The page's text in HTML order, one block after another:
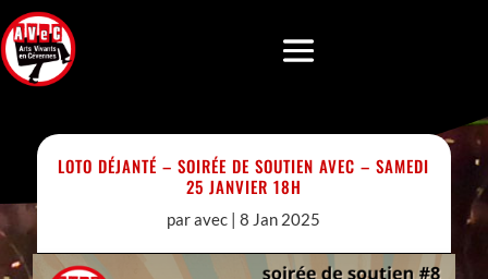
LOTO DÉJANTÉ – SOIRÉE DE SOUTIEN AVEC – SAMEDI
25 JANVIER 18H
paravec |8 Jan 2025